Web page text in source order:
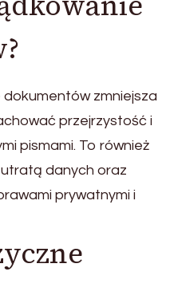
zmniejsza
przejrzystość i
pismami. To również
danych oraz
prywatnymi i